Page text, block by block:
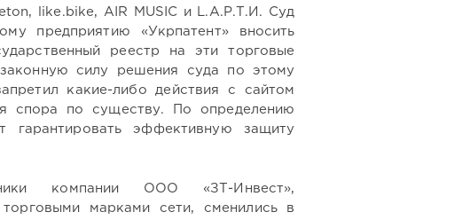
like.bike, AIR MUSIC и L.А.Р.Т.И. Суд
предприятию «Укрпатент» вносить
реестр на эти торговые
силу решения суда по этому
какие-либо действия с сайтом
спора по существу. По определению
гарантировать эффективную защиту
компании ООО «ЗТ-Инвест»,
марками сети, сменились в